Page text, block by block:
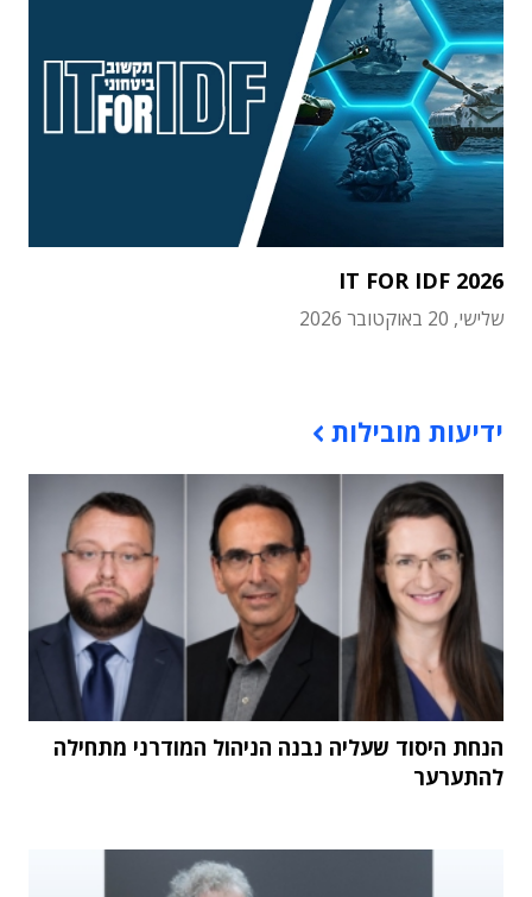
IT FOR IDF 2026
שלישי, 20 באוקטובר 2026
ידיעות מובילות
הנחת היסוד שעליה נבנה הניהול המודרני מתחילה
להתערער